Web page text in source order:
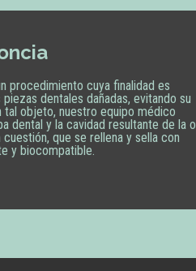
procedimiento cuya finalidad es
dentales dañadas, evitando su
tal objeto, nuestro equipo médico
dental y la cavidad resultante de la o
que se rellena y sella con
y biocompatible.